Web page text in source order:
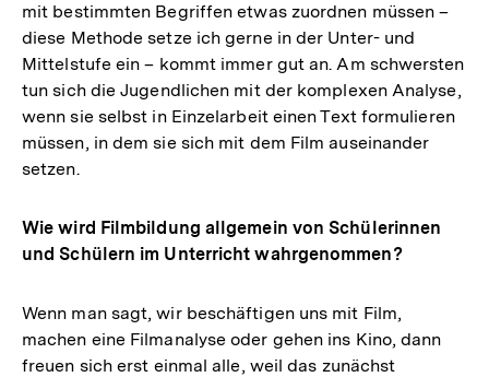
mit bestimmten Begriffen etwas zuordnen müssen –
diese Methode setze ich gerne in der Unter- und
Mittelstufe ein – kommt immer gut an. Am schwersten
tun sich die Jugendlichen mit der komplexen Analyse,
wenn sie selbst in Einzelarbeit einen Text formulieren
müssen, in dem sie sich mit dem Film auseinander
setzen.
Wie wird Filmbildung allgemein von Schülerinnen
und Schülern im Unterricht wahrgenommen?
Wenn man sagt, wir beschäftigen uns mit Film,
machen eine Filmanalyse oder gehen ins Kino, dann
freuen sich erst einmal alle, weil das zunächst